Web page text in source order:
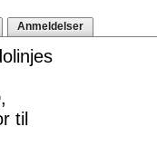
Anmeldelser
til